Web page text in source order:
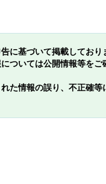
に基づいて掲載してお
ついては公開情報等を
た情報の誤り、不正確